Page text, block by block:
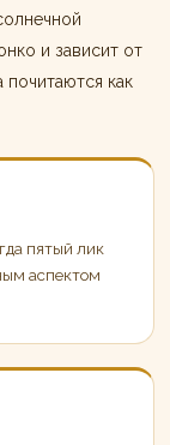
и зависит от
почитаются как
пятый лик
аспектом